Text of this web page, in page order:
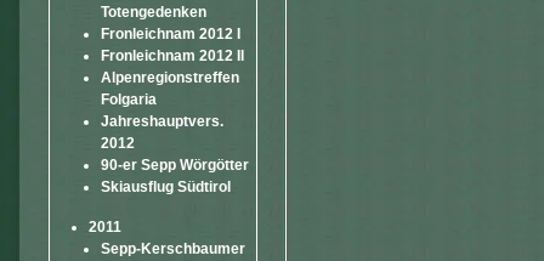
Totengedenken
Fronleichnam 2012 I
Fronleichnam 2012 II
Alpenregionstreffen
Folgaria
Jahreshauptvers.
2012
90-er Sepp Wörgötter
Skiausflug Südtirol
2011
Sepp-Kerschbaumer